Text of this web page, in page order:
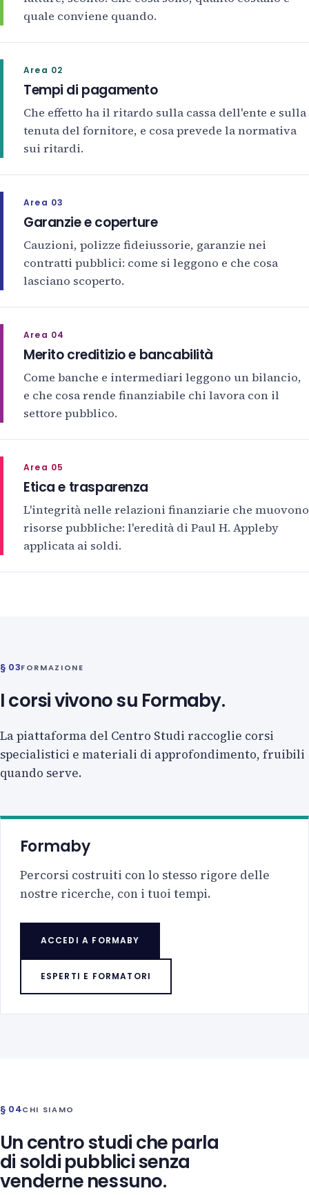
quale conviene quando.
Area 02
Tempi di pagamento
Che effetto ha il ritardo sulla cassa dell'ente e sulla
tenuta del fornitore, e cosa prevede la normativa
sui ritardi.
Area 03
Garanzie e coperture
Cauzioni, polizze fideiussorie, garanzie nei
contratti pubblici: come si leggono e che cosa
lasciano scoperto.
Area 04
Merito creditizio e bancabilità
Come banche e intermediari leggono un bilancio,
e che cosa rende finanziabile chi lavora con il
settore pubblico.
Area 05
Etica e trasparenza
L'integrità nelle relazioni finanziarie che muovono
risorse pubbliche: l'eredità di Paul H. Appleby
applicata ai soldi.
§ 03FORMAZIONE
I corsi vivono su Formaby.
La piattaforma del Centro Studi raccoglie corsi
specialistici e materiali di approfondimento, fruibili
quando serve.
Formaby
Percorsi costruiti con lo stesso rigore delle
nostre ricerche, con i tuoi tempi.
ACCEDI A FORMABY
ESPERTI E FORMATORI
§ 04CHI SIAMO
Un centro studi che parla
di soldi pubblici senza
venderne nessuno.